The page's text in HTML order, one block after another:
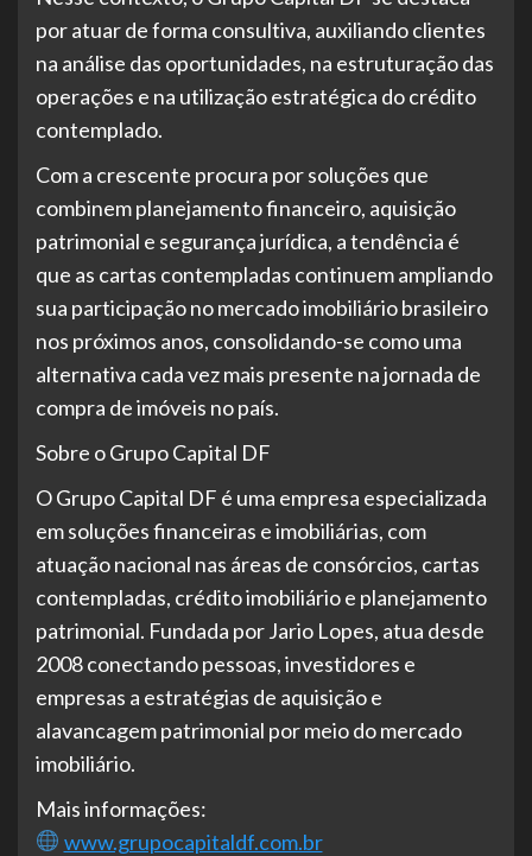
por atuar de forma consultiva, auxiliando clientes
na análise das oportunidades, na estruturação das
operações e na utilização estratégica do crédito
contemplado.
Com a crescente procura por soluções que
combinem planejamento financeiro, aquisição
patrimonial e segurança jurídica, a tendência é
que as cartas contempladas continuem ampliando
sua participação no mercado imobiliário brasileiro
nos próximos anos, consolidando-se como uma
alternativa cada vez mais presente na jornada de
compra de imóveis no país.
Sobre o Grupo Capital DF
O Grupo Capital DF é uma empresa especializada
em soluções financeiras e imobiliárias, com
atuação nacional nas áreas de consórcios, cartas
contempladas, crédito imobiliário e planejamento
patrimonial. Fundada por Jario Lopes, atua desde
2008 conectando pessoas, investidores e
empresas a estratégias de aquisição e
alavancagem patrimonial por meio do mercado
imobiliário.
Mais informações:
www.grupocapitaldf.com.br